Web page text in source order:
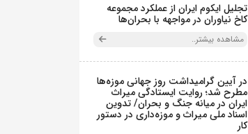
تجلیل ایکوم ایران از عملکرد مجموعه
کاخ نیاوران در مواجهه با بحران‌ها
مشاهده بیشتر..
در آیین گرامیداشت روز جهانی موزه‌ها
مطرح شد؛ روایت ایستادگی میراث
ایران در میانه جنگ و بحران/ تدوین
اسناد ملی میراث و موزه‌داری در دستور
کار